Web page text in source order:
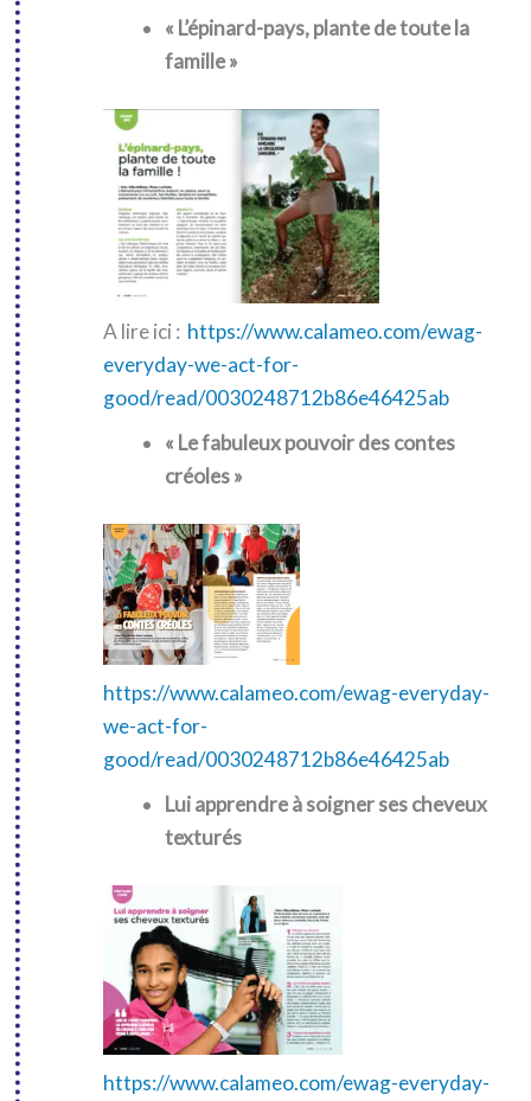
« L’épinard-pays, plante de toute la
famille »
A lire ici : https://www.calameo.com/ewag-
everyday-we-act-for-
good/read/0030248712b86e46425ab
« Le fabuleux pouvoir des contes
créoles »
https://www.calameo.com/ewag-everyday-
we-act-for-
good/read/0030248712b86e46425ab
Lui apprendre à soigner ses cheveux
texturés
https://www.calameo.com/ewag-everyday-